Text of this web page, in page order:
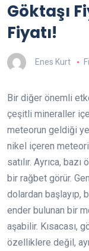
Göktaşı
Fiyatı!
Enes Kurt
Bir diğer önemli
çeşitli mineraller
meteorun geldiği
nikel içeren
satılır. Ayrıca,
bir rağbet görür.
dolardan başlayıp,
ender bulunan bir
aşabilir. Kısacası,
özelliklere değil,